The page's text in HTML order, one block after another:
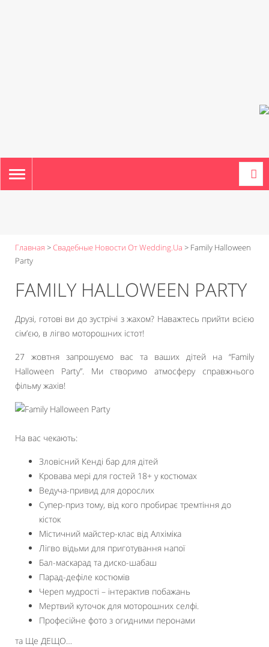
TOGGLE
NAVIGATION
Главная >Свадебные Новости От Wedding.ua > Family Halloween
Party
FAMILY HALLOWEEN PARTY
Друзі, готові ви до зустрічі з жахом? Наважтесь прийти всією
сім’єю, в лігво моторошних істот!
27 жовтня запрошуємо вас та ваших дітей на “Family
Halloween Party”. Ми створимо атмосферу справжнього
фільму жахів!
На вас чекають:
Зловісний Кенді бар для дітей
Кровава мері для гостей 18+ у костюмах
Ведуча-привид для дорослих
Супер-приз тому, від кого пробирає тремтіння до
кісток
Містичний майстер-клас від Алхіміка
Лігво відьми для приготування напої
Бал-маскарад та диско-шабаш
Парад-дефіле костюмів
Череп мудрості – інтерактив побажань
Мертвий куточок для моторошних селфі.
Професійне фото з огидними перонами
та Ще ДЕЩО…